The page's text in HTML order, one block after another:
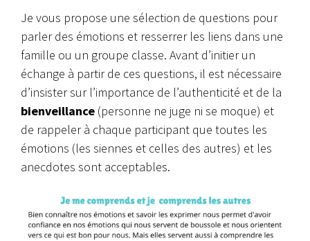
Je vous propose une sélection de questions pour
parler des émotions et resserrer les liens dans une
famille ou un groupe classe. Avant d’initier un
échange à partir de ces questions, il est nécessaire
d’insister sur l’importance de l’authenticité et de la
bienveillance (personne ne juge ni se moque) et
de rappeler à chaque participant que toutes les
émotions (les siennes et celles des autres) et les
anecdotes sont acceptables.